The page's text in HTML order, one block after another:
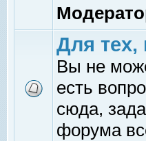
Для тех,
Вы не
есть
сюда,
форума